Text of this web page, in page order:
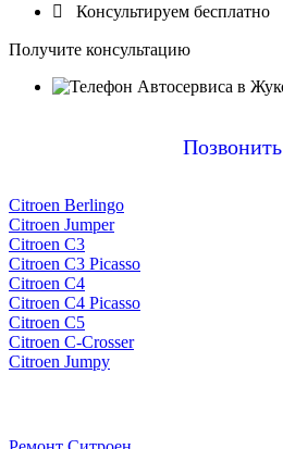
 Консультируем бесплатно
Получите консультацию
Позвонить
Citroen Berlingo
Citroen Jumper
Citroen C3
Citroen C3 Picasso
Citroen C4
Citroen C4 Picasso
Citroen C5
Citroen C-Crosser
Citroen Jumpy